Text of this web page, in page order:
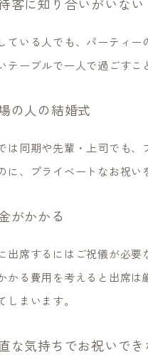
ている人でも、パーティ
テーブルで一人で過ごすこ
の人の結婚式
は同期や先輩・上司でも
に、プライベートなお祝い
がかかる
出席するにはご祝儀が必要
かる費用を考えると出席
しまいます。
な気持ちでお祝いでき